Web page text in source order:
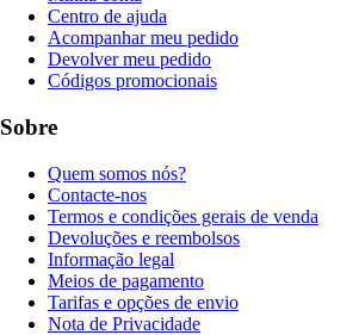
Centro de ajuda
Acompanhar meu pedido
Devolver meu pedido
Códigos promocionais
Sobre
Quem somos nós?
Contacte-nos
Termos e condições gerais de venda
Devoluções e reembolsos
Informação legal
Meios de pagamento
Tarifas e opções de envio
Nota de Privacidade